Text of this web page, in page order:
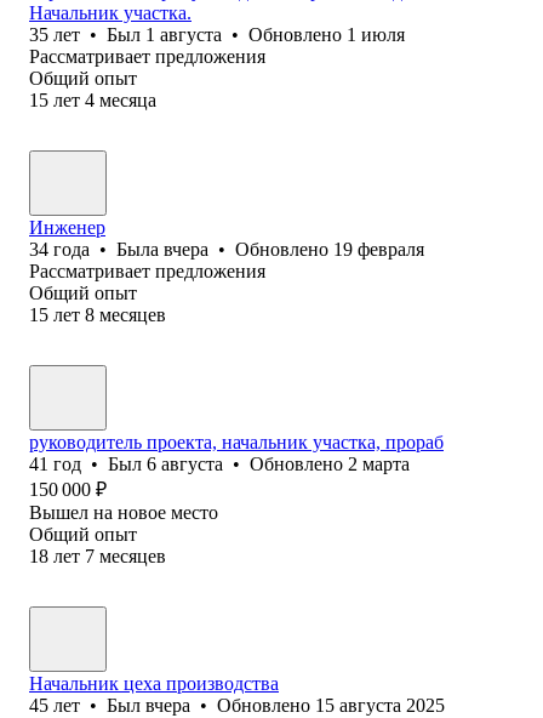
Начальник участка.
35 лет • Был 1 августа • Обновлено 1 июля
Рассматривает предложения
Общий опыт
15 лет 4 месяца
Инженер
34 года • Была вчера • Обновлено 19 февраля
Рассматривает предложения
Общий опыт
15 лет 8 месяцев
руководитель проекта, начальник участка, прораб
41 год • Был 6 августа • Обновлено 2 марта
150 000 ₽
Вышел на новое место
Общий опыт
18 лет 7 месяцев
Начальник цеха производства
45 лет • Был вчера • Обновлено 15 августа 2025